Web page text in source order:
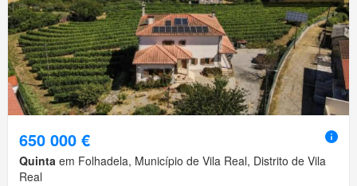
650 000 €
Quinta em Folhadela, Município de Vila Real, Distrito de Vila
Real